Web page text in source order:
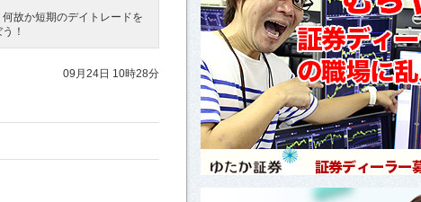
故か短期のデイトレードを
！
09月24日 10時28分